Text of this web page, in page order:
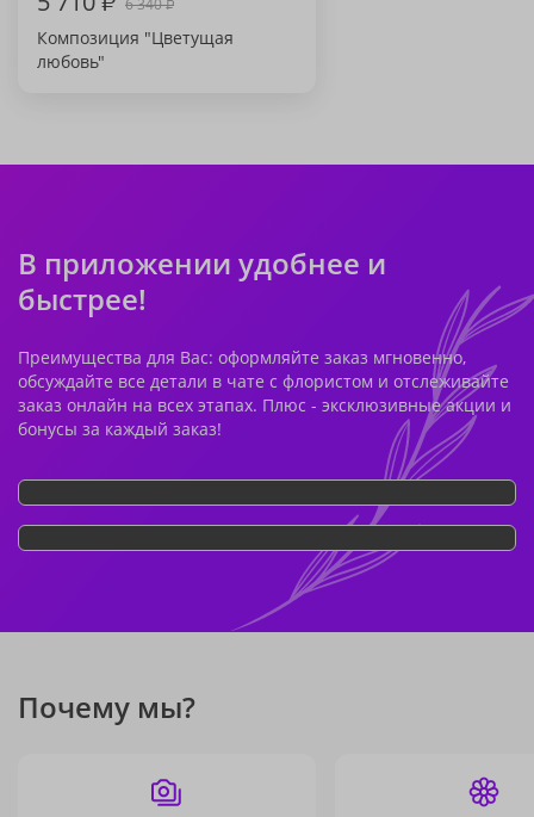
₽
Композиция "Цветущая
любовь"
В приложении удобнее и
быстрее!
Преимущества для Вас: оформляйте заказ мгновенно,
обсуждайте все детали в чате с флористом и отслеживайте
заказ онлайн на всех этапах. Плюс - эксклюзивные акции и
бонусы за каждый заказ!
Почему мы?